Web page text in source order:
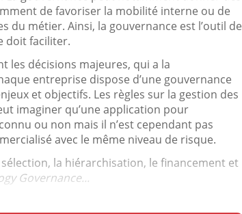
de favoriser la mobilité interne ou de
du métier. Ainsi, la gouvernance est l’outil de
doit faciliter.
les décisions majeures, qui a la
entreprise dispose d’une gouvernance
et objectifs. Les règles sur la gestion des
imaginer qu’une application pour
ou non mais il n’est cependant pas
avec le même niveau de risque.
la hiérarchisation, le financement et
Governance...